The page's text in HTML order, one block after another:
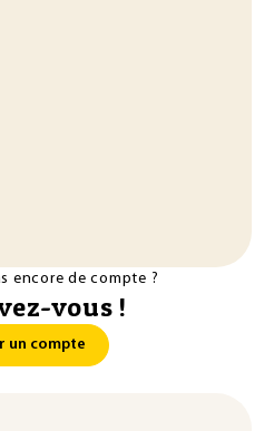
encore de compte ?
vous !
un compte